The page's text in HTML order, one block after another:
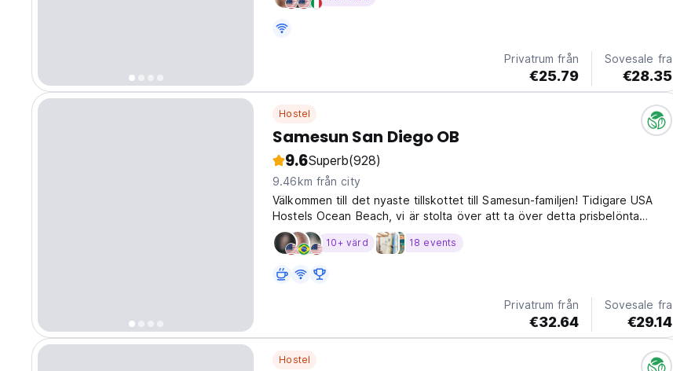
Privatrum från
€25.79
Sovesale fra
€28.35
Hostel
Samesun San Diego OB
9.6Superb(928)
9.46km från city
Välkommen till det nyaste tillskottet till Samesun-familjen! Tidigare USA
Hostels Ocean Beach, vi är stolta över att ta över detta prisbelönta
vandrarhem. Beläget mitt i hjärtat av det idylliska Ocean Beach-samhället,
kommer du att älska våra stora gemensamma...
10+ värd 18 events
Privatrum från
€32.64
Sovesale fra
€29.14
Hostel